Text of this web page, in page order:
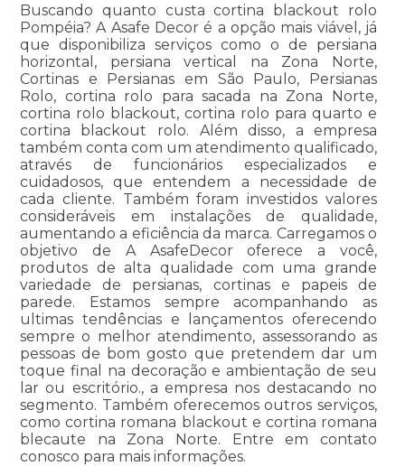
Buscando quanto custa cortina blackout rolo
Pompéia? A Asafe Decor é a opção mais viável, já
que disponibiliza serviços como o de persiana
horizontal, persiana vertical na Zona Norte,
Cortinas e Persianas em São Paulo, Persianas
Rolo, cortina rolo para sacada na Zona Norte,
cortina rolo blackout, cortina rolo para quarto e
cortina blackout rolo. Além disso, a empresa
também conta com um atendimento qualificado,
através de funcionários especializados e
cuidadosos, que entendem a necessidade de
cada cliente. Também foram investidos valores
consideráveis em instalações de qualidade,
aumentando a eficiência da marca. Carregamos o
objetivo de A AsafeDecor oferece a você,
produtos de alta qualidade com uma grande
variedade de persianas, cortinas e papeis de
parede. Estamos sempre acompanhando as
ultimas tendências e lançamentos oferecendo
sempre o melhor atendimento, assessorando as
pessoas de bom gosto que pretendem dar um
toque final na decoração e ambientação de seu
lar ou escritório., a empresa nos destacando no
segmento. Também oferecemos outros serviços,
como cortina romana blackout e cortina romana
blecaute na Zona Norte. Entre em contato
conosco para mais informações.